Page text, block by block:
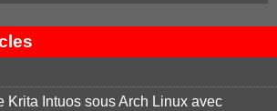
Krita Intuos sous Arch Linux avec